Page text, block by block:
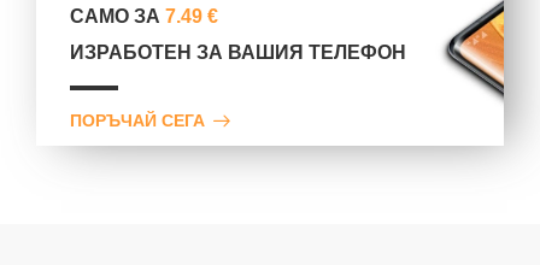
САМО ЗА7.49 €
ИЗРАБОТЕН ЗА ВАШИЯ ТЕЛЕФОН
ПОРЪЧАЙ СЕГА